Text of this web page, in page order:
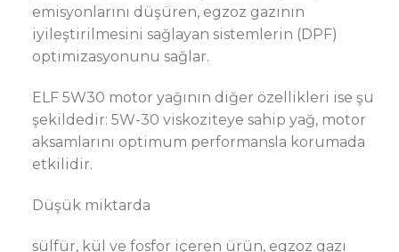
emisyonlarını düşüren, egzoz gazının
iyileştirilmesini sağlayan sistemlerin (DPF)
optimizasyonunu sağlar.
ELF 5W30 motor yağının diğer özellikleri ise şu
şekildedir: 5W-30 viskoziteye sahip yağ, motor
aksamlarını optimum performansla korumada
etkilidir.
Düşük miktarda
sülfür, kül ve fosfor içeren ürün, egzoz gazı